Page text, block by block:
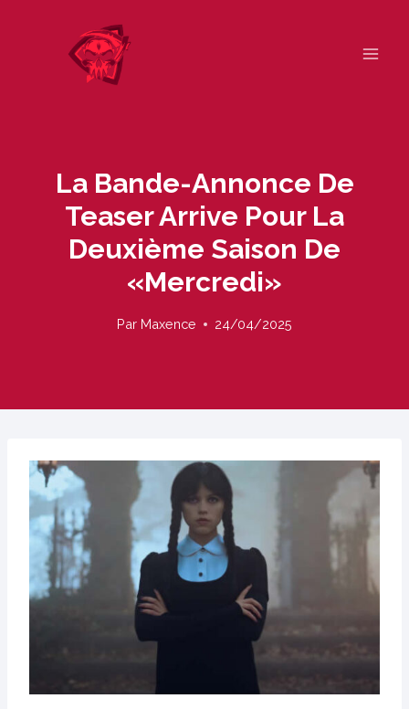
La Bande-Annonce De
Teaser Arrive Pour La
Deuxième Saison De
«mercredi»
Par Maxence 24/04/2025